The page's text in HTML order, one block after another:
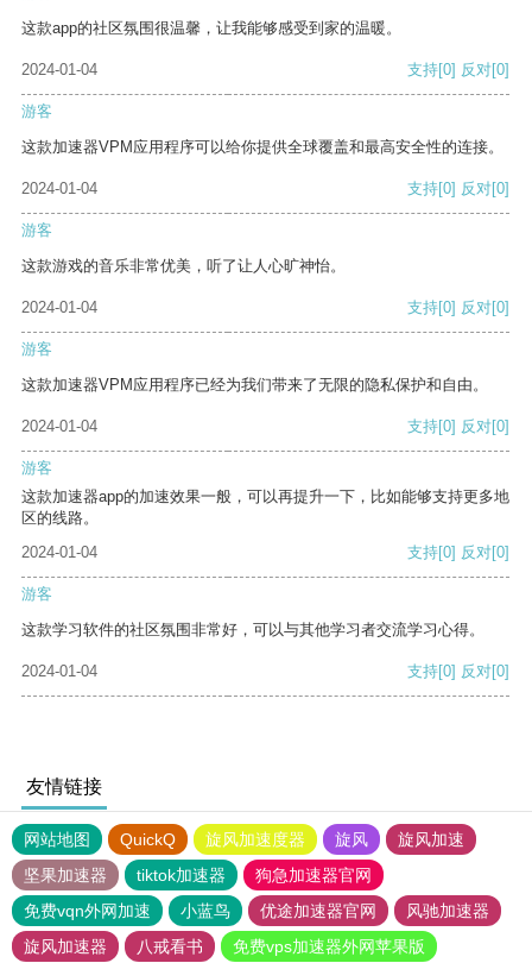
这款app的社区氛围很温馨，让我能够感受到家的温暖。
2024-01-04 支持[0] 反对[0]
游客
这款加速器VPM应用程序可以给你提供全球覆盖和最高安全性的连接。
2024-01-04 支持[0] 反对[0]
游客
这款游戏的音乐非常优美，听了让人心旷神怡。
2024-01-04 支持[0] 反对[0]
游客
这款加速器VPM应用程序已经为我们带来了无限的隐私保护和自由。
2024-01-04 支持[0] 反对[0]
游客
这款加速器app的加速效果一般，可以再提升一下，比如能够支持更多地
区的线路。
2024-01-04
支持[0] 反对[0]
游客
这款学习软件的社区氛围非常好，可以与其他学习者交流学习心得。
2024-01-04 支持[0] 反对[0]
友情链接
网站地图 QuickQ 旋风加速度器 旋风
旋风加速
坚果加速器
tiktok加速器
狗急加速器官网
免费vqn外网加速
小蓝鸟 优途加速器官网
风驰加速器
旋风加速器
八戒看书 免费vps加速器外网苹果版